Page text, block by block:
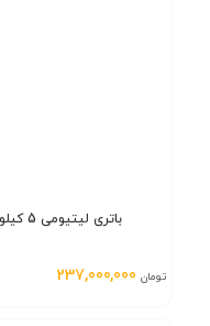
باتری لیتیومی 5 کیلووات ساعت برند Growatt | دیواری
تومان